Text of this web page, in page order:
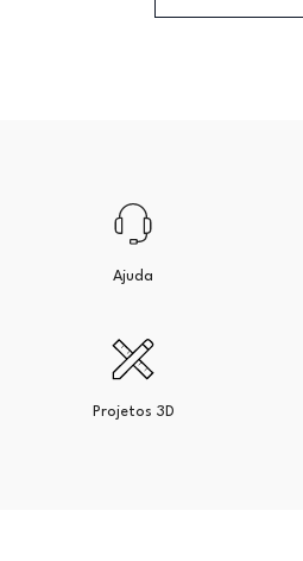
Ajuda
Projetos 3D